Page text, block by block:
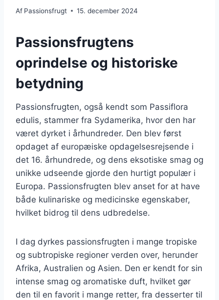
Af Passionsfrugt 15. december 2024
Passionsfrugtens
oprindelse og historiske
betydning
Passionsfrugten, også kendt som Passiflora
edulis, stammer fra Sydamerika, hvor den har
været dyrket i århundreder. Den blev først
opdaget af europæiske opdagelsesrejsende i
det 16. århundrede, og dens eksotiske smag og
unikke udseende gjorde den hurtigt populær i
Europa. Passionsfrugten blev anset for at have
både kulinariske og medicinske egenskaber,
hvilket bidrog til dens udbredelse.
I dag dyrkes passionsfrugten i mange tropiske
og subtropiske regioner verden over, herunder
Afrika, Australien og Asien. Den er kendt for sin
intense smag og aromatiske duft, hvilket gør
den til en favorit i mange retter, fra desserter til